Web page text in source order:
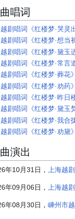
唱词
越剧唱词《红楼梦·哭灵
越剧唱词《红楼梦·想当
越剧唱词《红楼梦·黛玉
越剧唱词《红楼梦·常言
越剧唱词《红楼梦·葬花》
越剧唱词《红楼梦·劝药》
越剧唱词《红楼梦·昨日
越剧唱词《红楼梦·黛玉
越剧唱词《红楼梦·我合
越剧唱词《红楼梦·劝黛》
演出
年10月31日， 上海越
年09月06日， 上海越
年08月30日， 嵊州市